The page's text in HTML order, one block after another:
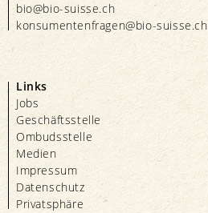
bio@bio-suisse.ch
konsumentenfragen@bio-suisse.ch
Links
Jobs
Geschäftsstelle
Ombudsstelle
Medien
Impressum
Datenschutz
Privatsphäre